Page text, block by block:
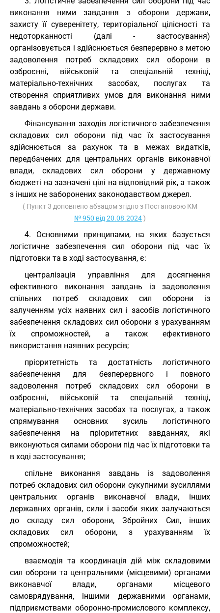
виконання ними завдання з оборони держави,
захисту її суверенітету, територіальної цілісності та
недоторканності (далі - застосування)
організовується і здійснюється безперервно з метою
задоволення потреб складових сил оборони в
озброєнні, військовій та спеціальній техніці,
матеріально-технічних засобах, послугах та
створення сприятливих умов для виконання ними
завдань з оборони держави.
Фінансування заходів логістичного забезпечення
складових сил оборони під час їх застосування
здійснюється за рахунок та в межах видатків,
передбачених для центральних органів виконавчої
влади, складових сил оборони у державному
бюджеті на зазначені цілі на відповідний рік, а також
з інших не заборонених законодавством джерел.
( Пункт 3 доповнено абзацом згідно з Постановою КМ
№ 950 від 20.08.2024)
4. Основними принципами, на яких базується
логістичне забезпечення сил оборони під час їх
підготовки та в ході застосування, є:
централізація управління для досягнення
ефективного виконання завдань із задоволення
спільних потреб складових сил оборони із
залученням усіх наявних сил і засобів логістичного
забезпечення складових сил оборони з урахуванням
їх спроможностей, а також ефективного
використання наявних ресурсів;
пріоритетність та достатність логістичного
забезпечення для безперервного і повного
задоволення потреб складових сил оборони в
озброєнні, військовій та спеціальній техніці,
матеріально-технічних засобах та послугах, а також
спрямування основних зусиль логістичного
забезпечення на пріоритетних завданнях, які
виконуються силами оборони під час їх підготовки та
в ході застосування;
спільне виконання завдань із задоволення
потреб складових сил оборони сукупними зусиллями
центральних органів виконавчої влади, інших
державних органів, сили і засоби яких залучаються
до складу сил оборони, Збройних Сил, інших
складових сил оборони, з урахуванням їх
спроможностей;
взаємодія та координація дій між складовими
сил оборони та центральними (місцевими) органами
виконавчої влади, органами місцевого
самоврядування, іншими державними органами,
підприємствами оборонно-промислового комплексу,